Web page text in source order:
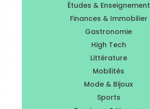
Études & Enseignement
Finances & Immobilier
Gastronomie
High Tech
Littérature
Mobilités
Mode & Bijoux
Sports